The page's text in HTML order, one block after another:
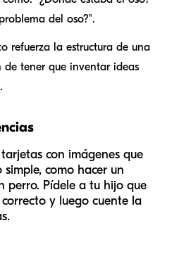
del oso?".
refuerza la estructura de una
de tener que inventar ideas
con imágenes que
como hacer un
perro. Pídele a tu hijo que
y luego cuente la